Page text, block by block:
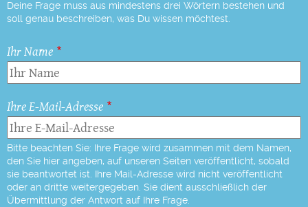
Deine Frage muss aus mindestens drei Wörtern bestehen und
soll genau beschreiben, was Du wissen möchtest.
Ihr Name
Ihre E-Mail-Adresse
Bitte beachten Sie: Ihre Frage wird zusammen mit dem Namen,
den Sie hier angeben, auf unseren Seiten veröffentlicht, sobald
sie beantwortet ist. Ihre Mail-Adresse wird nicht veröffentlicht
oder an dritte weitergegeben. Sie dient ausschließlich der
Übermittlung der Antwort auf Ihre Frage.